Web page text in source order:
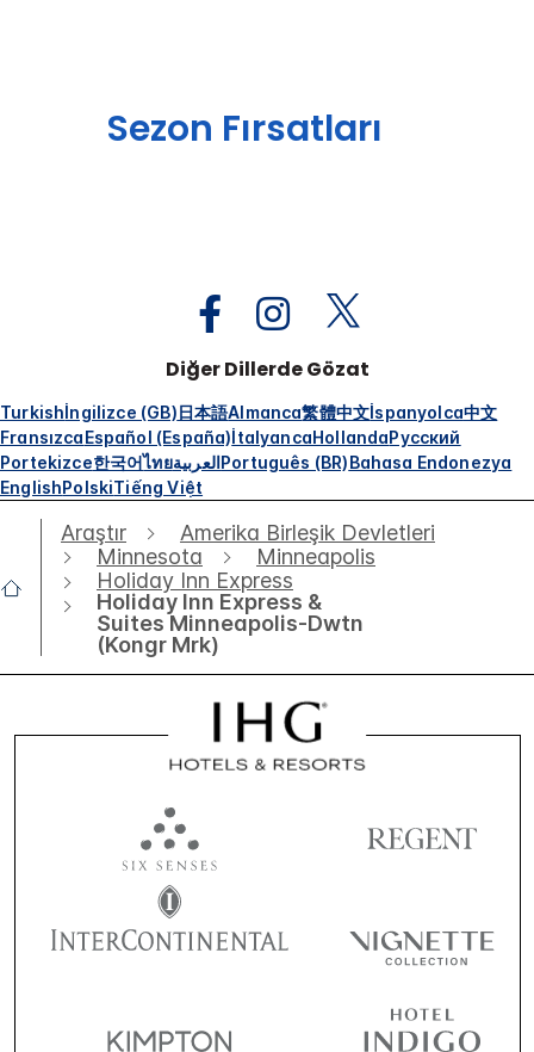
Sezon Fırsatları
Diğer Dillerde Gözat
Turkishİngilizce (GB)日本語Almanca繁體中文İspanyolca中文
FransızcaEspañol (España)İtalyancaHollandaРусский
Portekizce한국어ไทยالعربيةPortuguês (BR)Bahasa Endonezya
EnglishPolskiTiếng Việt
Araştır
Amerika Birleşik Devletleri
Minnesota
Minneapolis
Holiday Inn Express
Holiday Inn Express &
Suites Minneapolis-Dwtn
(Kongr Mrk)